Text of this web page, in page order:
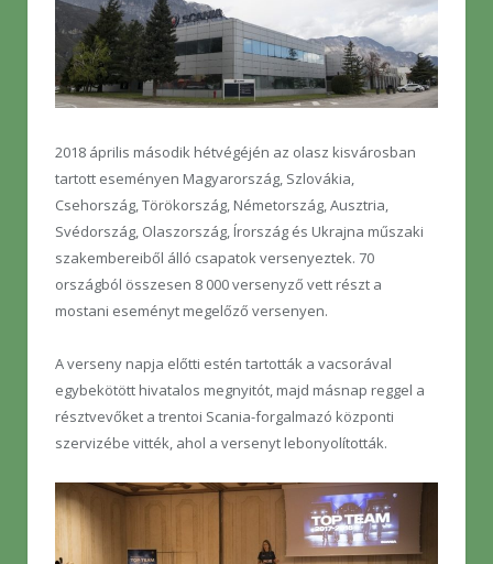
2018 április második hétvégéjén az olasz kisvárosban
tartott eseményen Magyarország, Szlovákia,
Csehország, Törökország, Németország, Ausztria,
Svédország, Olaszország, Írország és Ukrajna műszaki
szakembereiből álló csapatok versenyeztek. 70
országból összesen 8 000 versenyző vett részt a
mostani eseményt megelőző versenyen.
A verseny napja előtti estén tartották a vacsorával
egybekötött hivatalos megnyitót, majd másnap reggel a
résztvevőket a trentoi Scania-forgalmazó központi
szervizébe vitték, ahol a versenyt lebonyolították.